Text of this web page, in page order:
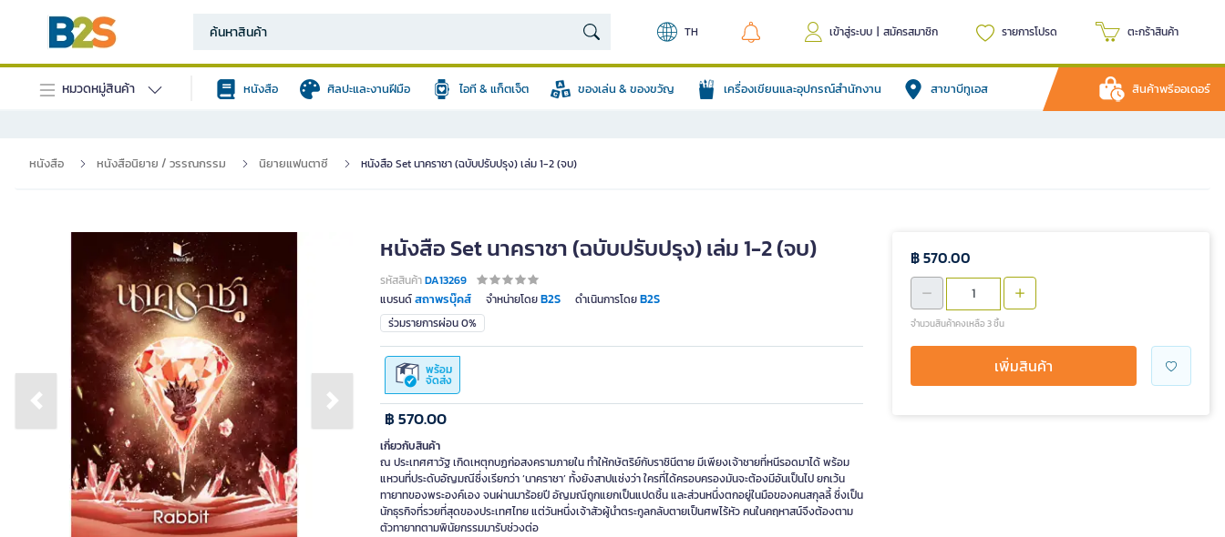
TH เข้าสู่ระบบ | สมัครสมาชิก รายการโปรด ตะกร้าสินค้า
หมวดหมู่สินค้า หนังสือ ศิลปะและงานฝีมือ ไอที & แก็ตเจ็ต ของเล่น & ของขวัญ เครื่องเขียนและอุปกรณ์สำนักงาน สาขาบีทูเอส สินค้าพรีออเดอร์
หนังสือ หนังสือนิยาย / วรรณกรรม นิยายแฟนตาซี หนังสือ Set นาคราชา (ฉบับปรับปรุง) เล่ม 1-2 (จบ)
Previous slide Next slide
หนังสือ Set นาคราชา (ฉบับปรับปรุง) เล่ม 1-2 (จบ)
รหัสสินค้าDA13269
แบรนด์สถาพรบุ๊คส์ จำหน่ายโดยB2S ดำเนินการโดยB2S
ร่วมรายการผ่อน 0%
พร้อม
จัดส่ง
฿ 570.00
เกี่ยวกับสินค้า
ณ ประเทศศาวัฐ เกิดเหตุกบฏก่อสงครามภายใน ทำให้กษัตริย์กับราชินีตาย มีเพียงเจ้าชายที่หนีรอดมาได้ พร้อม
แหวนที่ประดับอัญมณีซึ่งเรียกว่า ‘นาคราชา’ ทั้งยังสาปแช่งว่า ใครที่ได้ครอบครองมันจะต้องมีอันเป็นไป ยกเว้น
ทายาทของพระองค์เอง จนผ่านมาร้อยปี อัญมณีถูกแยกเป็นแปดชิ้น และส่วนหนึ่งตกอยู่ในมือของคนสกุลลี้ ซึ่งเป็น
นักธุรกิจที่รวยที่สุดของประเทศไทย แต่วันหนึ่งเจ้าสัวผู้นำตระกูลกลับตายเป็นศพไร้หัว คนในคฤหาสน์จึงต้องตาม
ตัวทายาทตามพินัยกรรมมารับช่วงต่อ
฿ 570.00
จำนวนสินค้าคงเหลือ 3 ชิ้น
เพิ่มสินค้า